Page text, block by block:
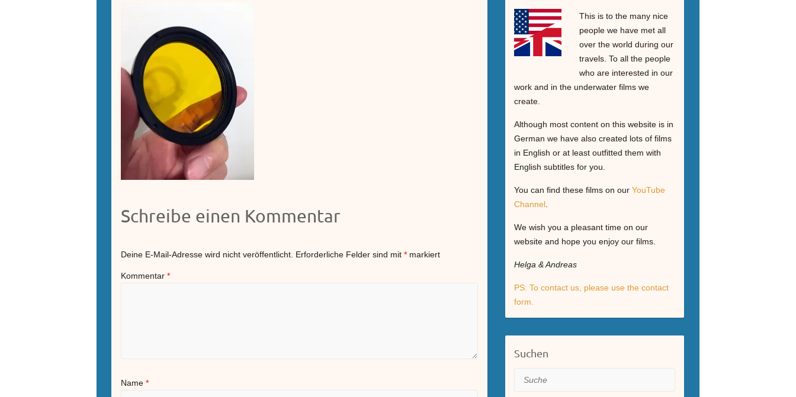
Schreibe einen Kommentar
Deine E-Mail-Adresse wird nicht veröffentlicht. Erforderliche Felder sind mit* markiert
Kommentar*
Name*
This is to the many nice
people we have met all
over the world during our
travels. To all the people
who are interested in our
work and in the underwater films we
create.
Although most content on this website is in
German we have also created lots of films
in English or at least outfitted them with
English subtitles for you.
You can find these films on our YouTube
Channel.
We wish you a pleasant time on our
website and hope you enjoy our films.
Helga & Andreas
PS: To contact us, please use the contact
form.
Suchen
Suche